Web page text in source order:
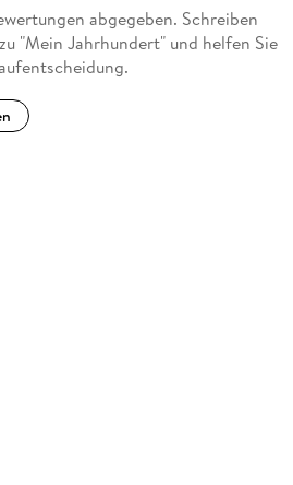
abgegeben. Schreiben
"Mein Jahrhundert" und helfen Sie